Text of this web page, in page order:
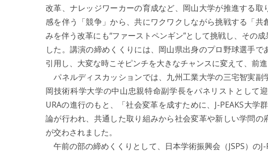
改革、ナレッジワーカーの育成など、岡山大学が推進する
感を伴う「競争」から、共にワクワクしながら挑戦する「
みを伴う改革にも“ファーストペンギン”として挑戦し、その
した。講演の締めくくりには、岡山県出身のプロ野球選手
引用し、大変な時こそピンチを大きなチャンスに変えて、前
パネルディスカッションでは、九州工業大学の三宅智実
岡技術科学大学の中山忠親特命副学長をパネリストとして
URAの進行のもと、「社会変革を成すために、J-PEAKS大学
論が行われ、共通した取り組みから社会変革や新しい学問
が交わされました。
午前の部の締めくくりとして、日本学術振興会（JSPS）の